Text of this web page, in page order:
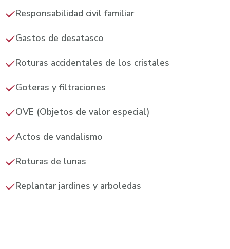
Responsabilidad civil familiar
Gastos de desatasco
Roturas accidentales de los cristales
Goteras y filtraciones
OVE (Objetos de valor especial)
Actos de vandalismo
Roturas de lunas
Replantar jardines y arboledas